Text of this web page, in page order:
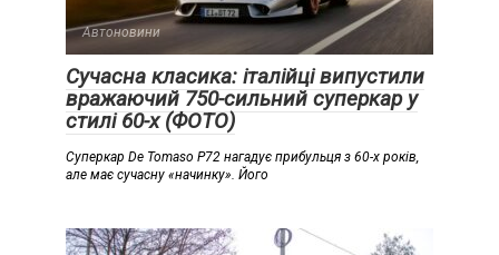
Автоновини
Сучасна класика: італійці випустили
вражаючий 750-сильний суперкар у
стилі 60-х (ФОТО)
Суперкар De Tomaso P72 нагадує прибульця з 60-х років,
але має сучасну «начинку». Його